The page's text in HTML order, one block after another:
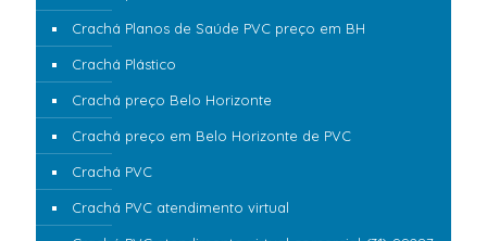
Crachá Planos de Saúde PVC preço em BH
Crachá Plástico
Crachá preço Belo Horizonte
Crachá preço em Belo Horizonte de PVC
Crachá PVC
Crachá PVC atendimento virtual